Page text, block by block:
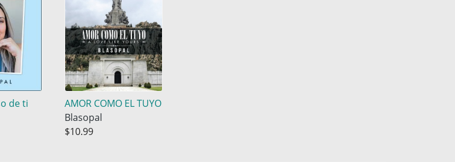
de ti
AMOR COMO EL TUYO
Blasopal
$10.99